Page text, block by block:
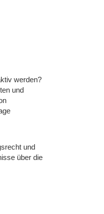
werden?
und
und
über die